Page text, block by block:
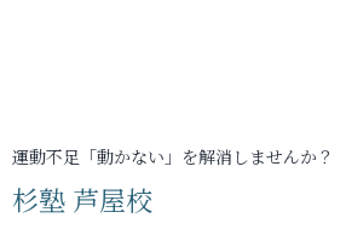
運動不足「動かない」を解消しませんか？
杉塾 芦屋校